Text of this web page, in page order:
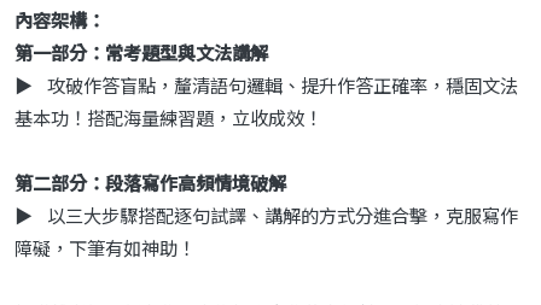
內容架構：
第一部分：常考題型與文法講解
▶ 攻破作答盲點，釐清語句邏輯、提升作答正確率，穩固文法
基本功！搭配海量練習題，立收成效！
第二部分：段落寫作高頻情境破解
▶ 以三大步驟搭配逐句試譯、講解的方式分進合擊，克服寫作
障礙，下筆有如神助！